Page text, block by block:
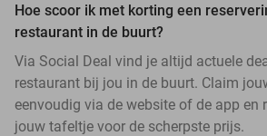
Hoe scoor ik met korting een
restaurant in de buurt?
Via Social Deal vind je altijd actuele
restaurant bij jou in de buurt. Claim
eenvoudig via de website of de app en
jouw tafeltje voor de scherpste prijs.